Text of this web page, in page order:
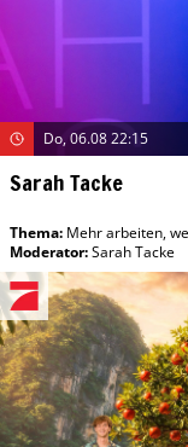
Do, 06.08 22:15
Sarah Tacke
Thema: Mehr arbeiten,
Moderator:Sarah Tacke